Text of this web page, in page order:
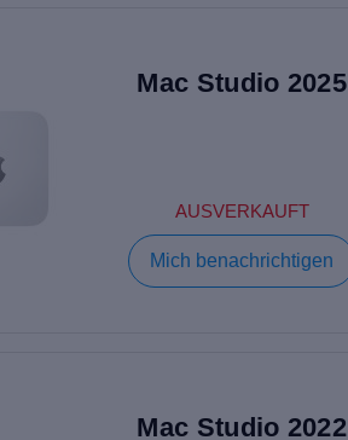
Mac Studio 2025
AUSVERKAUFT
Mich benachrichtigen
Mac Studio 2022